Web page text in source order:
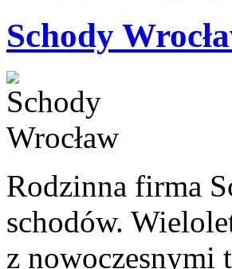
Schody
Rodzinna firma
schodów.
z nowoczesnymi